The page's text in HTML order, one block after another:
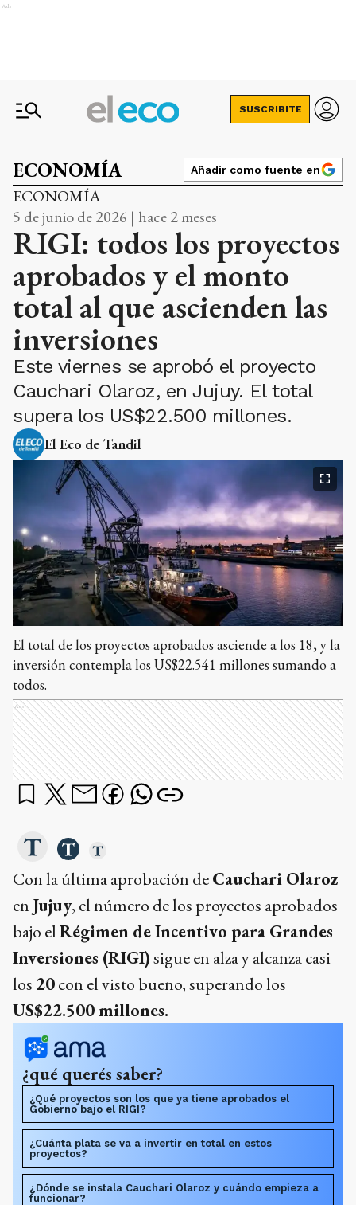
Ads
SUSCRIBITE
ECONOMÍA Añadir como fuente en
ECONOMÍA
5 de junio de 2026 | hace 2 meses
RIGI: todos los proyectos
aprobados y el monto
total al que ascienden las
inversiones
Este viernes se aprobó el proyecto
Cauchari Olaroz, en Jujuy. El total
supera los US$22.500 millones.
El Eco de Tandil
El total de los proyectos aprobados asciende a los 18, y la
inversión contempla los US$22.541 millones sumando a
todos.
Ads
Con la última aprobación deCauchari Olaroz
en Jujuy, el número de los proyectos aprobados
bajo elRégimen de Incentivo para Grandes
Inversiones (RIGI)sigue en alza y alcanza casi
los 20con el visto bueno, superando los
US$22.500 millones.
¿qué querés saber?
¿Qué proyectos son los que ya tiene aprobados el
Gobierno bajo el RIGI?
¿Cuánta plata se va a invertir en total en estos
proyectos?
¿Dónde se instala Cauchari Olaroz y cuándo empieza a
funcionar?